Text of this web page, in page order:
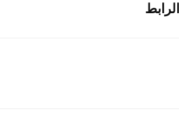
الرابط